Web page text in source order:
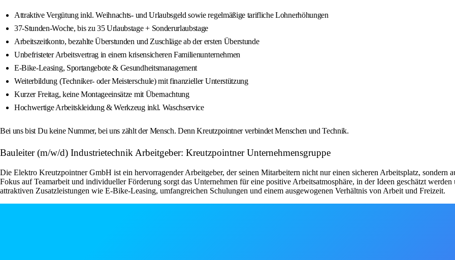
Attraktive Vergütung inkl. Weihnachts- und Urlaubsgeld sowie regelmäßige tarifliche Lohnerhöhungen
37‑Stunden‑Woche, bis zu 35 Urlaubstage + Sonderurlaubstage
Arbeitszeitkonto, bezahlte Überstunden und Zuschläge ab der ersten Überstunde
Unbefristeter Arbeitsvertrag in einem krisensicheren Familienunternehmen
E‑Bike‑Leasing, Sportangebote & Gesundheitsmanagement
Weiterbildung (Techniker- oder Meisterschule) mit finanzieller Unterstützung
Kurzer Freitag, keine Montageeinsätze mit Übernachtung
Hochwertige Arbeitskleidung & Werkzeug inkl. Waschservice
Bei uns bist Du keine Nummer, bei uns zählt der Mensch. Denn Kreutzpointner verbindet Menschen und Technik.
Bauleiter (m/w/d) Industrietechnik Arbeitgeber: Kreutzpointner Unternehmensgruppe
Die Elektro Kreutzpointner GmbH ist ein hervorragender Arbeitgeber, der seinen Mitarbeitern nicht nur einen sicheren Arbeitsplatz,
Fokus auf Teamarbeit und individueller Förderung sorgt das Unternehmen für eine positive Arbeitsatmosphäre, in der Ideen geschätzt
attraktiven Zusatzleistungen wie E-Bike-Leasing, umfangreichen Schulungen und einem ausgewogenen Verhältnis von Arbeit und Freizeit.